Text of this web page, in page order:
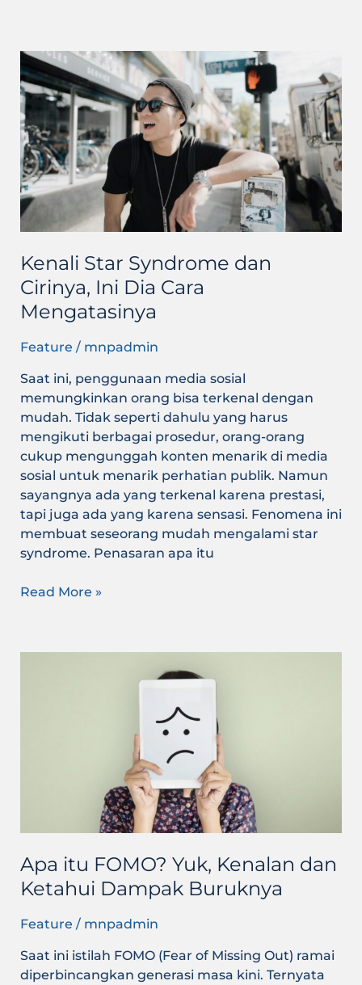
Kenali Star Syndrome dan
Cirinya, Ini Dia Cara
Mengatasinya
Feature / mnpadmin
Saat ini, penggunaan media sosial
memungkinkan orang bisa terkenal dengan
mudah. Tidak seperti dahulu yang harus
mengikuti berbagai prosedur, orang-orang
cukup mengunggah konten menarik di media
sosial untuk menarik perhatian publik. Namun
sayangnya ada yang terkenal karena prestasi,
tapi juga ada yang karena sensasi. Fenomena ini
membuat seseorang mudah mengalami star
syndrome. Penasaran apa itu
Kenali
Star
Syndrome
dan
Cirinya,
Ini
Dia
Cara
Mengatasinya
Read More »
Apa itu FOMO? Yuk, Kenalan dan
Ketahui Dampak Buruknya
Feature / mnpadmin
Saat ini istilah FOMO (Fear of Missing Out) ramai
diperbincangkan generasi masa kini. Ternyata